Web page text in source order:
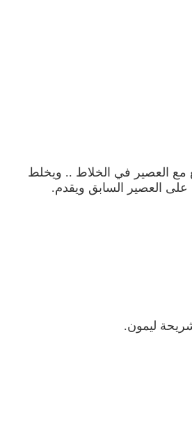
مع العصير في الخلاط .. ويخلط
العصير السابق ويقدم.
ليمون.